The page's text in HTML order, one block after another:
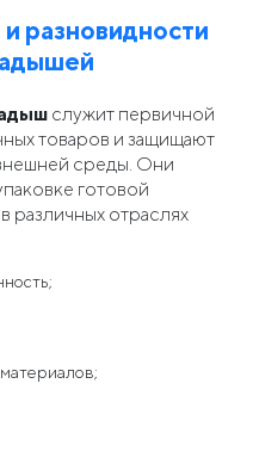
разновидности
служит первичной
товаров и защищают
среды. Они
готовой
различных отраслях